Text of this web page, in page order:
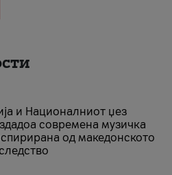
и Националниот џез
современа музичка
од македонското